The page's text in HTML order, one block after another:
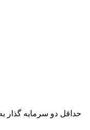
حداقل دو سرمایه گذار